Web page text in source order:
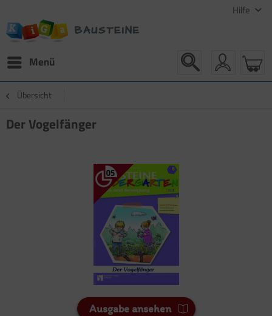
Hilfe
Menü
Übersicht
Der Vogelfänger
Ausgabe ansehen